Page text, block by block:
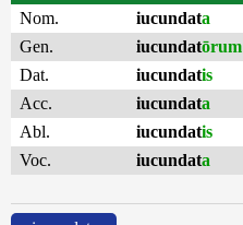
Nom.
iucundata
Gen.
iucundatōrum
Dat.
iucundatis
Acc.
iucundata
Abl.
iucundatis
Voc.
iucundata